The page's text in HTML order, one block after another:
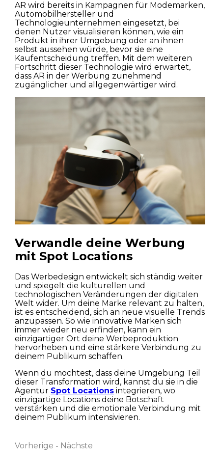
Vorname
Nachname
AR wird bereits in Kampagnen für Modemarken,
Automobilhersteller und
Technologieunternehmen eingesetzt, bei
denen Nutzer visualisieren können, wie ein
Produkt in ihrer Umgebung oder an ihnen
selbst aussehen würde, bevor sie eine
Kaufentscheidung treffen. Mit dem weiteren
Fortschritt dieser Technologie wird erwartet,
dass AR in der Werbung zunehmend
zugänglicher und allgegenwärtiger wird.
Verwandle deine Werbung
mit Spot Locations
Das Werbedesign entwickelt sich ständig weiter
und spiegelt die kulturellen und
technologischen Veränderungen der digitalen
Welt wider. Um deine Marke relevant zu halten,
ist es entscheidend, sich an neue visuelle Trends
anzupassen. So wie innovative Marken sich
immer wieder neu erfinden, kann ein
einzigartiger Ort deine Werbeproduktion
hervorheben und eine stärkere Verbindung zu
deinem Publikum schaffen.
Wenn du möchtest, dass deine Umgebung Teil
dieser Transformation wird, kannst du sie in die
Agentur Spot Locations integrieren, wo
einzigartige Locations deine Botschaft
verstärken und die emotionale Verbindung mit
deinem Publikum intensivieren.
Vorherige - Nächste